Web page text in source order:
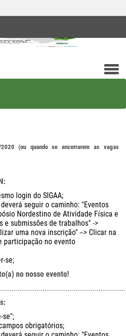
(ou quando se encerrarem as vagas
login do SIGAA;
seguir o caminho: "Eventos
Nordestino de Atividade Física e
e submissões de trabalhos" ->
uma nova inscrição" --> Clicar na
participação no evento
se;
no nosso evento!
se";
obrigatórios;